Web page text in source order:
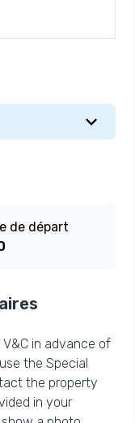
de départ
in advance of
the Special
the property
in your